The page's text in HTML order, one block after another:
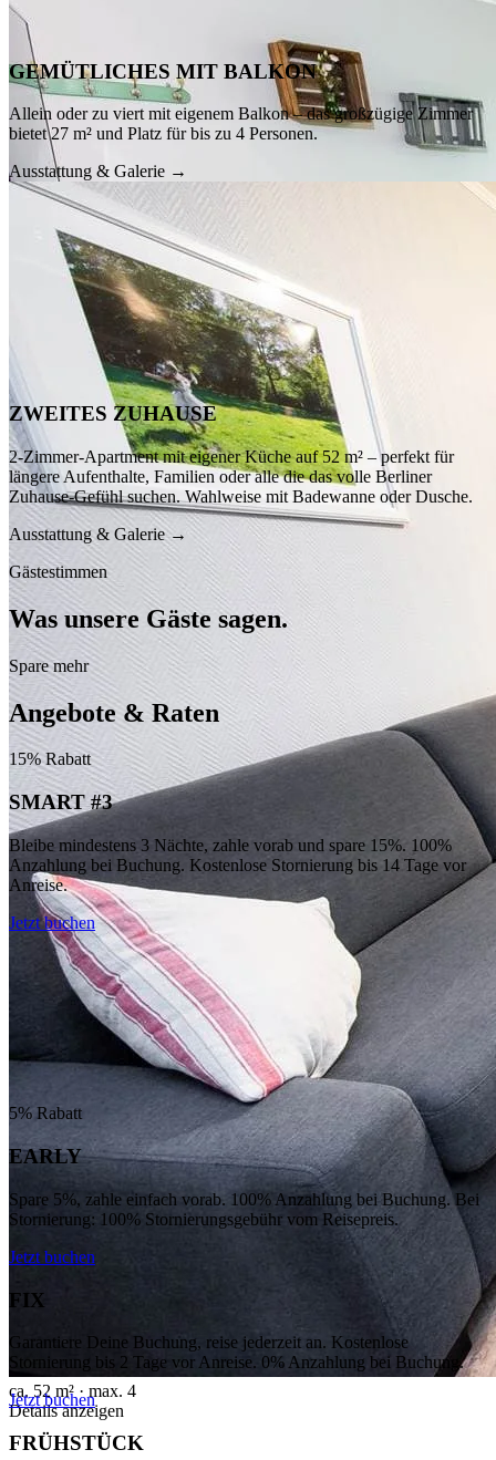
· max. 4
Details anzeigen
ca. 20 m²
· max. 2
Details anzeigen
ca. 27 m² · max. 4
Details anzeigen
GEMÜTLICHES MIT BALKON
Allein oder zu viert mit eigenem Balkon – das großzügige Zimmer
bietet 27 m² und Platz für bis zu 4 Personen.
Ausstattung & Galerie →
ca. 52 m² · max. 4
Details anzeigen
ZWEITES ZUHAUSE
2-Zimmer-Apartment mit eigener Küche auf 52 m² – perfekt für
längere Aufenthalte, Familien oder alle die das volle Berliner
Zuhause-Gefühl suchen. Wahlweise mit Badewanne oder Dusche.
Ausstattung & Galerie →
Gästestimmen
Was unsere Gäste sagen.
Spare mehr
Angebote & Raten
15% Rabatt
SMART #3
Bleibe mindestens 3 Nächte, zahle vorab und spare 15%. 100%
Anzahlung bei Buchung. Kostenlose Stornierung bis 14 Tage vor
Anreise.
Jetzt buchen
5% Rabatt
EARLY
Spare 5%, zahle einfach vorab. 100% Anzahlung bei Buchung. Bei
Stornierung: 100% Stornierungsgebühr vom Reisepreis.
Jetzt buchen
FIX
Garantiere Deine Buchung, reise jederzeit an. Kostenlose
Stornierung bis 2 Tage vor Anreise. 0% Anzahlung bei Buchung.
Jetzt buchen
FRÜHSTÜCK